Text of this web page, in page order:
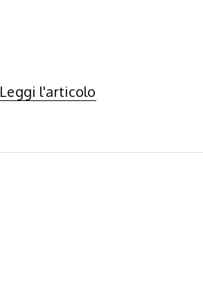
Leggi l'articolo